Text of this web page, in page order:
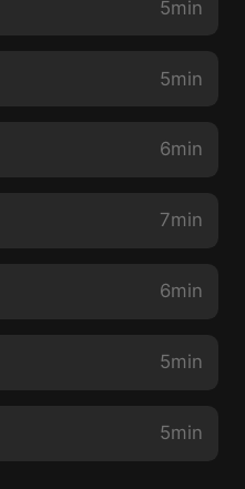
5min
5min
6min
7min
6min
5min
5min